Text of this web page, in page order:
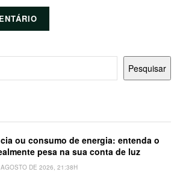
Pesquisar
ou consumo de energia: entenda o
pesa na sua conta de luz
DE 2026, 21:38H